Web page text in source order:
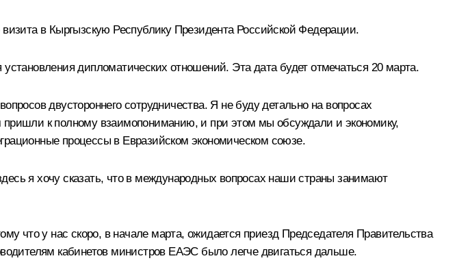
в Кыргызскую Республику Президента Российской Федерации.
дипломатических отношений. Эта дата будет отмечаться 20 марта.
двустороннего сотрудничества. Я не буду детально на вопросах
пришли к полному взаимопониманию, и при этом мы обсуждали и экономику,
процессы в Евразийском экономическом союзе.
я хочу сказать, что в международных вопросах наши страны занимают
что у нас скоро, в начале марта, ожидается приезд Председателя Правительства
кабинетов министров ЕАЭС было легче двигаться дальше.